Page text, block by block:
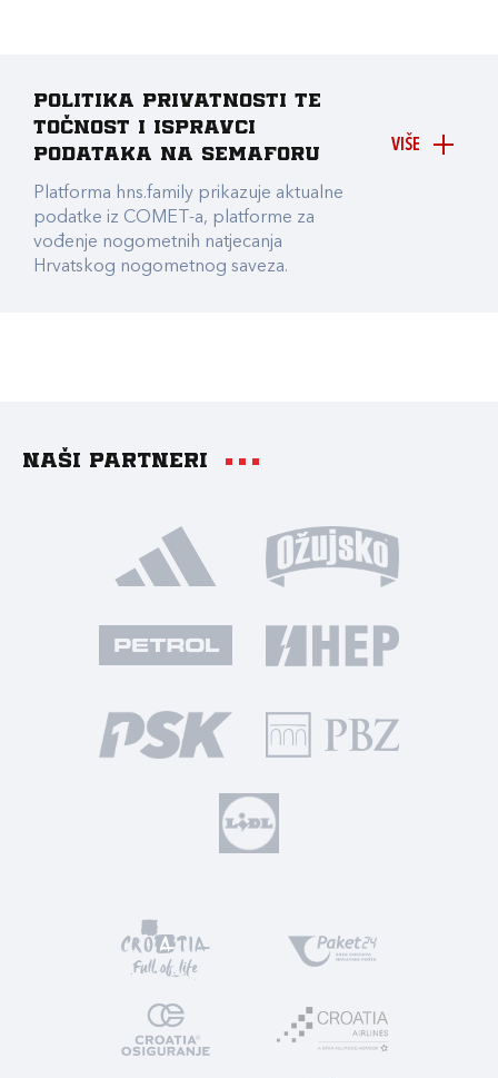
VIŠE
Politika privatnosti te
točnost i ispravci
podataka na Semaforu
Platforma hns.family prikazuje aktualne
podatke iz COMET-a, platforme za
vođenje nogometnih natjecanja
Hrvatskog nogometnog saveza.
Naši partneri